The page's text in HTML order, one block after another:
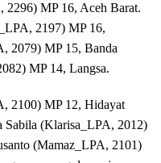
MP 16, Aceh Barat.
2197) MP 16,
2079) MP 15, Banda
MP 14, Langsa.
2100) MP 12, Hidayat
Sabila (Klarisa_LPA, 2012)
(Mamaz_LPA, 2101)